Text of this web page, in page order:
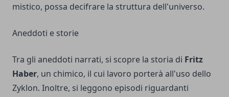
mistico, possa decifrare la struttura dell'universo.
Aneddoti e storie
Tra gli aneddoti narrati, si scopre la storia di Fritz
Haber, un chimico, il cui lavoro porterà all'uso dello
Zyklon. Inoltre, si leggono episodi riguardanti